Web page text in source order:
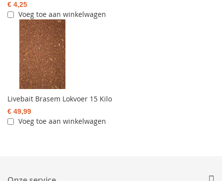
€ 4,25
Voeg toe aan winkelwagen
Livebait Brasem Lokvoer 15 Kilo
€ 49,99
Voeg toe aan winkelwagen